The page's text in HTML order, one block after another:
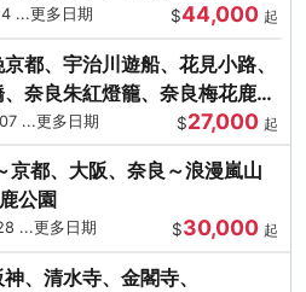
...更多日期 $44,000 起
都、宇治川遊船、花見小路、
奈良朱紅燈籠、奈良梅花鹿、
...更多日期 $27,000 起
京都、大阪、奈良～浪漫嵐山
公園
...更多日期 $30,000 起
、清水寺、金閣寺、